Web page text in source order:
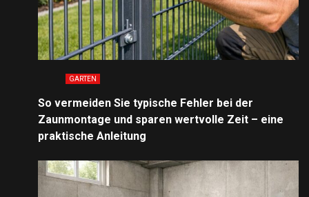
GARTEN
So vermeiden Sie typische Fehler bei der
Zaunmontage und sparen wertvolle Zeit – eine
praktische Anleitung